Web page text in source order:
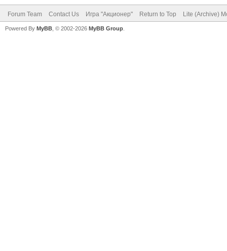
Forum Team Contact Us Игра "Акционер" Return to Top Lite (Archive)
Powered By MyBB , © 2002-2026 MyBB Group